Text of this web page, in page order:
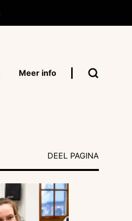
Meer info
DEEL PAGINA